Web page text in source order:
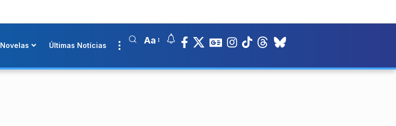
Novelas Últimas Notícias Aa